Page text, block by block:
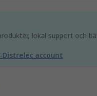
lokal support och
Distrelec account